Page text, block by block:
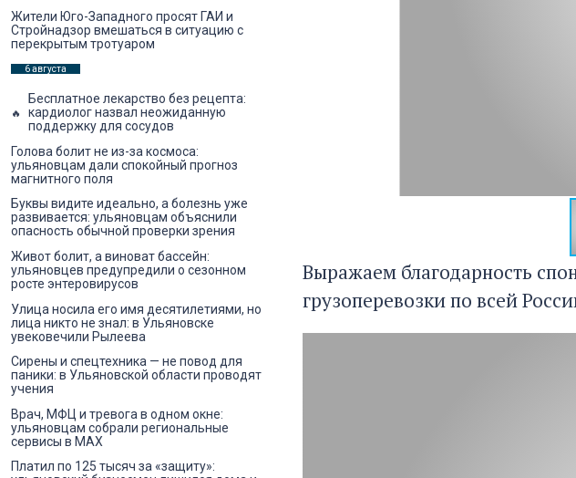
Выражаем благодарность
грузоперевозки по всей
Жители Юго-Западного просят ГАИ и
Стройнадзор вмешаться в ситуацию с
перекрытым тротуаром
6 августа
Бесплатное лекарство без рецепта:
кардиолог назвал неожиданную
поддержку для сосудов
Голова болит не из-за космоса:
ульяновцам дали спокойный прогноз
магнитного поля
Буквы видите идеально, а болезнь уже
развивается: ульяновцам объяснили
опасность обычной проверки зрения
Живот болит, а виноват бассейн:
ульяновцев предупредили о сезонном
росте энтеровирусов
Улица носила его имя десятилетиями, но
лица никто не знал: в Ульяновске
увековечили Рылеева
Сирены и спецтехника — не повод для
паники: в Ульяновской области проводят
учения
Врач, МФЦ и тревога в одном окне:
ульяновцам собрали региональные
сервисы в MAX
Платил по 125 тысяч за «защиту»: